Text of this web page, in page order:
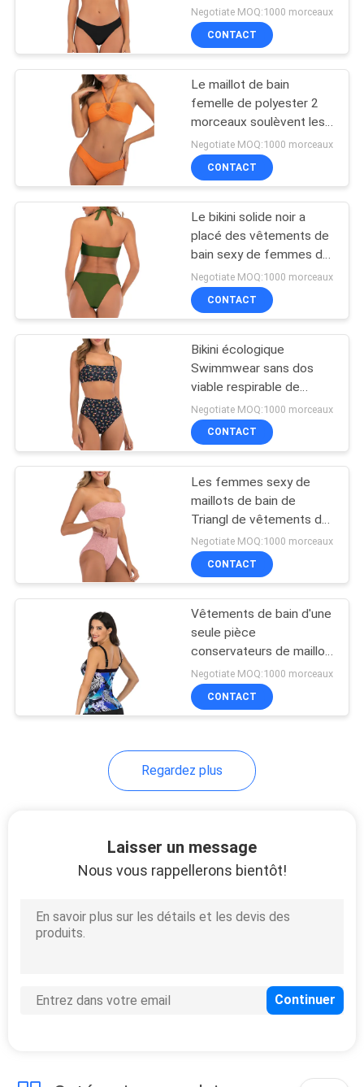
SITE
PRIVACY
POLICY
Tissu pur de rideau
9
Tissu mou de Tulle
75
Dames Maxi Dress
Pantalon de yoga de
polyester
Maillot de bain de
visqueuse
Bandeau de vêtements
de bain de lien latéral
court de femmes
Negotiate MOQ:1000 morceaux
CONTACT
Le maillot de bain
femelle de polyester 2
morceaux soulèvent les
bikinis mignons de lanière
de coupe-circuit de
tenue de plage
Negotiate MOQ:1000 morceaux
CONTACT
Le bikini solide noir a
placé des vêtements de
bain sexy de femmes de
maillot de bain en deux
pièces
Negotiate MOQ:1000 morceaux
CONTACT
Bikini écologique
Swimmwear sans dos
viable respirable de
maillot de bain de
polyester de triangle
Negotiate MOQ:1000 morceaux
CONTACT
Les femmes sexy de
maillots de bain de
Triangl de vêtements de
bain de femmes
soulèvent le bikini
Negotiate MOQ:1000 morceaux
CONTACT
Vêtements de bain d'une
seule pièce
conservateurs de maillot
de bain de polyester de
femelles
Negotiate MOQ:1000 morceaux
CONTACT
Regardez plus
Laisser un message
Nous vous rappellerons bientôt!